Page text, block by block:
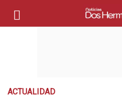
ACTUALIDAD